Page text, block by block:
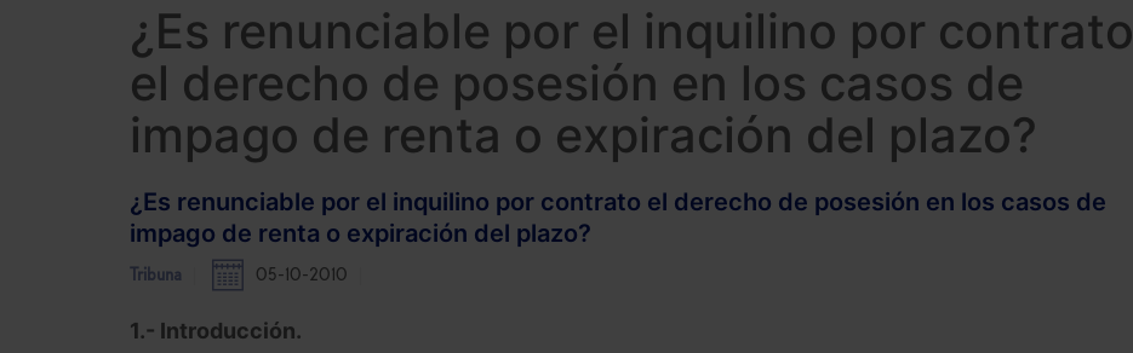
¿Es renunciable por el inquilino por contrato
el derecho de posesión en los casos de
impago de renta o expiración del plazo?
¿Es renunciable por el inquilino por contrato el derecho de posesión en los casos de
impago de renta o expiración del plazo?
Tribuna 05-10-2010
1.- Introducción.